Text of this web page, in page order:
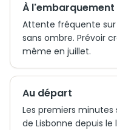
À l'embarquement
Attente fréquente sur
sans ombre. Prévoir
même en juillet.
Au départ
Les premiers
de Lisbonne depuis